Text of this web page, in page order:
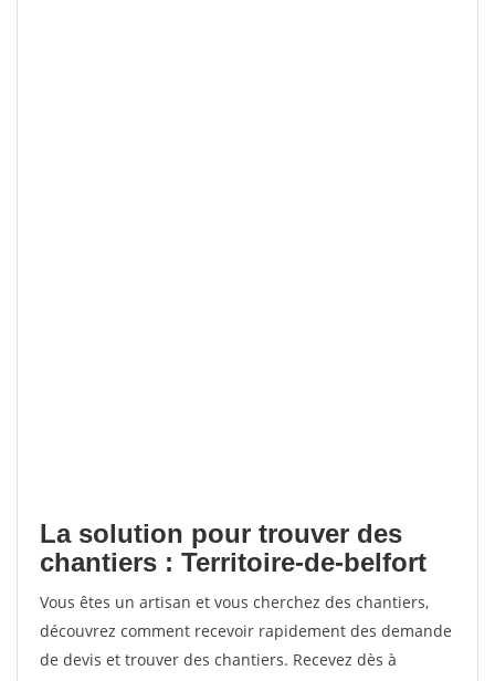
La solution pour trouver des
chantiers : Territoire-de-belfort
Vous êtes un artisan et vous cherchez des chantiers,
découvrez comment recevoir rapidement des demande
de devis et trouver des chantiers. Recevez dès à